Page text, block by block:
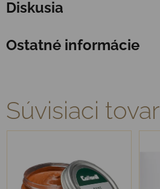
Diskusia
Ostatné informácie
Súvisiaci tovar